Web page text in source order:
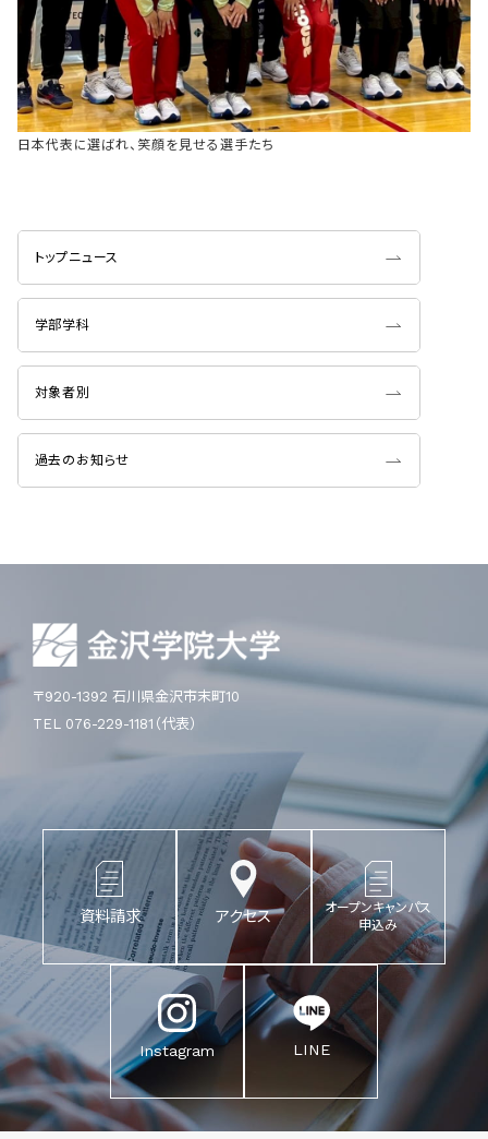
日本代表に選ばれ、笑顔を見せる選手たち
トップニュース
学部学科
対象者別
過去のお知らせ
〒920-1392 石川県金沢市末町10
TEL 076-229-1181（代表）
資料請求 アクセス
オープンキャンパス
申込み
Instagram LINE